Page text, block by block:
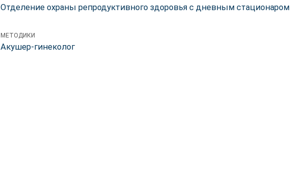
Отделение охраны репродуктивного здоровья с дневным стационаром
МЕТОДИКИ
Акушер-гинеколог